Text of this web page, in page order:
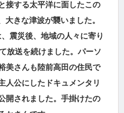
接する太平洋に面したこの
大きな津波が襲いました。
、震災後、地域の人々に寄り
放送を続けました。パーソ
美さんも陸前高田の住民で
人公にしたドキュメンタリ
開されました。手掛けたの